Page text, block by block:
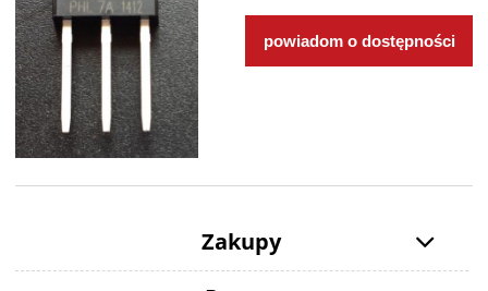
powiadom o dostępności
Zakupy